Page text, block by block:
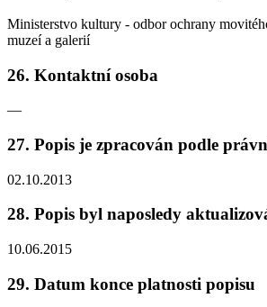
Ministerstvo kultury - odbor ochrany
muzeí a galerií
26. Kontaktní osoba
—
27. Popis je zpracován podle
02.10.2013
28. Popis byl naposledy
10.06.2015
29. Datum konce platnosti popisu